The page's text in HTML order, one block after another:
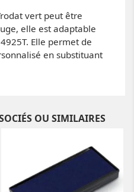
vert peut être
elle est adaptable
Elle permet de
en substituant
OU SIMILAIRES